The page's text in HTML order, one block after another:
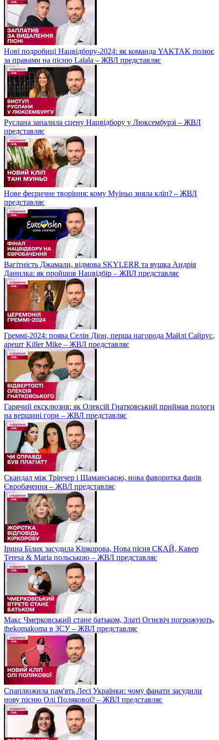
Нові подробиці Нацвідбору-2024: як команда YAKTAK полює
за правами на пісню Lalala – ЖВЛ представляє
Руслана запалила сцену Нацвідбору у Люксембурзі – ЖВЛ
представляє
Нове феєричне творіння: кому Муіньо зняла кліп? – ЖВЛ
представляє
Вагітність Джамали, відмова SKYLERR та вушка Андрія
Данилка: як пройшов Нацвідбір – ЖВЛ представляє
Греммі-2024: поява Селін Діон, перша нагорода Майлі Сайрус,
арешт Killer Mike – ЖВЛ представляє
Гарячий ексклюзив: як Олексій Гнатковський приймав пологи
на вершині гори – ЖВЛ представляє
Скандал між Трінчер і Шаманською, нова фаворитка фанів
Євробачення – ЖВЛ представляє
Ірина Білик засудила Кіркорова, Нова пісня СКАЙ, Кавер
Teresa & Maria польською – ЖВЛ представляє
Макс Чмерковський стане батьком, Златі Огнєвіч погрожують,
thekomakoma в ЗСУ – ЖВЛ представляє
Спаплюжила пам'ять Лесі Українки: чому фанати засудили
нову пісню Олі Полякової? – ЖВЛ представляє